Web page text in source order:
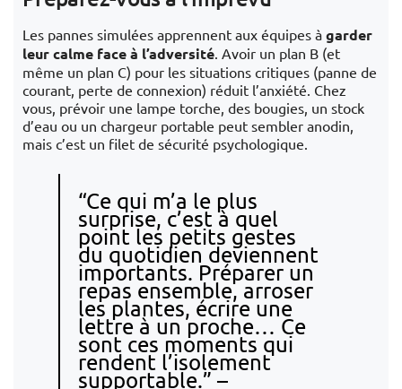
Les pannes simulées apprennent aux équipes à garder
leur calme face à l’adversité. Avoir un plan B (et
même un plan C) pour les situations critiques (panne de
courant, perte de connexion) réduit l’anxiété. Chez
vous, prévoir une lampe torche, des bougies, un stock
d’eau ou un chargeur portable peut sembler anodin,
mais c’est un filet de sécurité psychologique.
“Ce qui m’a le plus
surprise, c’est à quel
point les petits gestes
du quotidien deviennent
importants. Préparer un
repas ensemble, arroser
les plantes, écrire une
lettre à un proche… Ce
sont ces moments qui
rendent l’isolement
supportable.” –